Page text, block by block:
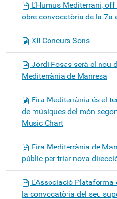
L’Humus Mediterrani,
obre convocatòria de la 7a
XII Concurs Sons
Jordi Fosas serà el nou
Mediterrània de Manresa
Fira Mediterrània és el
de músiques del món
Music Chart
Fira Mediterrània de
públic per triar nova
L'Associació Plataforma
la convocatòria del seu